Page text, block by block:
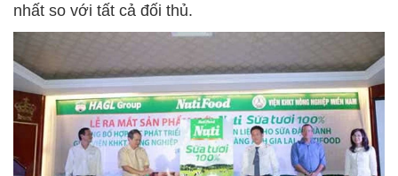
nhất so với tất cả đối thủ.